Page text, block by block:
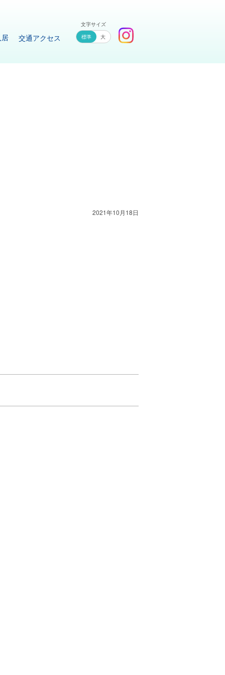
交通アクセス
文字サイズ
大
2021年10月18日